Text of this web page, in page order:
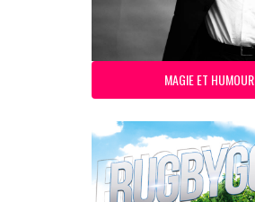
MAGIE ET HUMOUR